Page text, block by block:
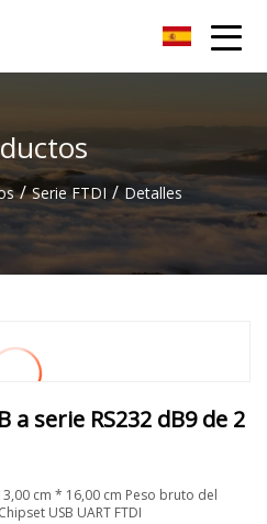
/ Serie FTDI / Detalles
a serie RS232 dB9 de 2
cm * 16,00 cm Peso bruto del
USB UART FTDI